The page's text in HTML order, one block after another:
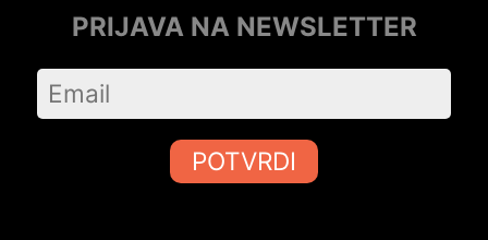
PRIJAVA NA NEWSLETTER
POTVRDI